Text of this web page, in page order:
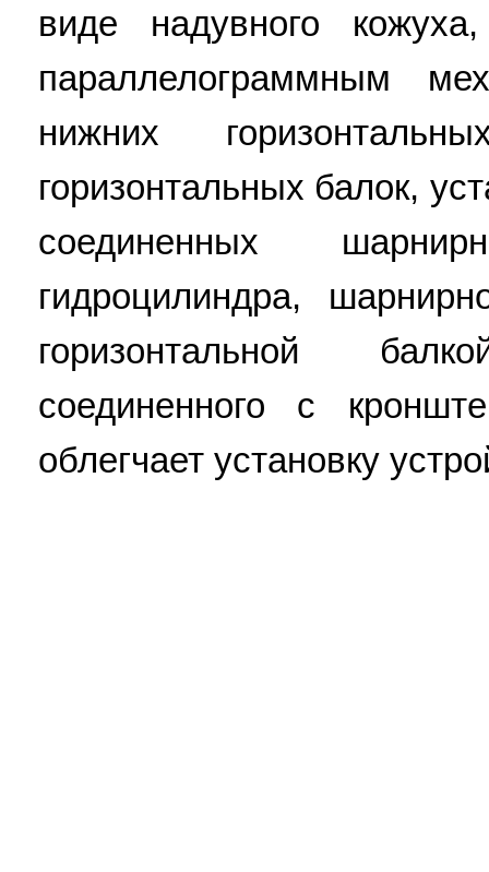
виде надувного
параллелограммным
нижних
горизонтальных балок,
соединенных
гидроцилиндра,
горизонтальной
соединенного с
облегчает установку